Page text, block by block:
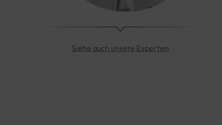
Siehe auch unsere Experten